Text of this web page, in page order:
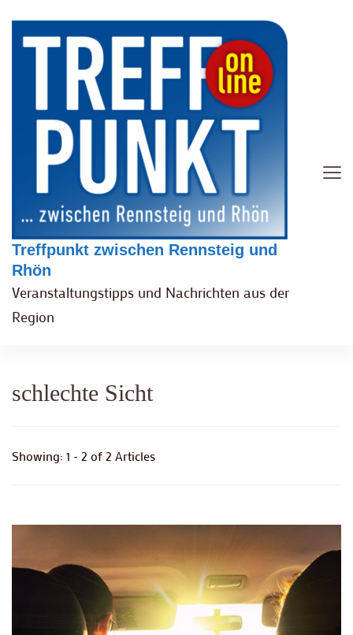
Treffpunkt zwischen Rennsteig und
Rhön
Veranstaltungstipps und Nachrichten aus der
Region
schlechte Sicht
Showing: 1 - 2 of 2 Articles